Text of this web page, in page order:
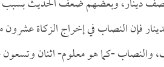
فإن النصاب في إخراج الزكاة
والنصاب -كما هو معلوم- اثنان